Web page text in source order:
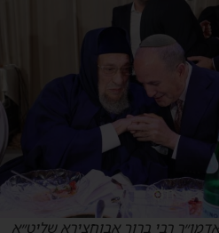
רבי ברוך אבוחצירא שליט״א